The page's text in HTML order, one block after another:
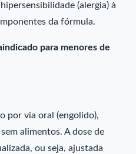
(alergia) à
da fórmula.
para menores de
por via oral (engolido),
alimentos. A dose de
ou seja, ajustada